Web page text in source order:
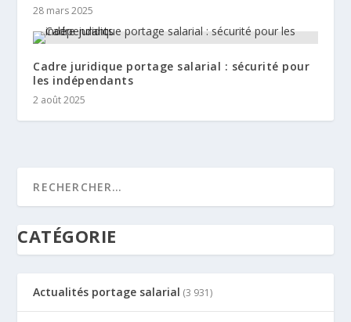
28 mars 2025
Cadre juridique portage salarial : sécurité pour
les indépendants
2 août 2025
CATÉGORIE
Actualités portage salarial (3 931)